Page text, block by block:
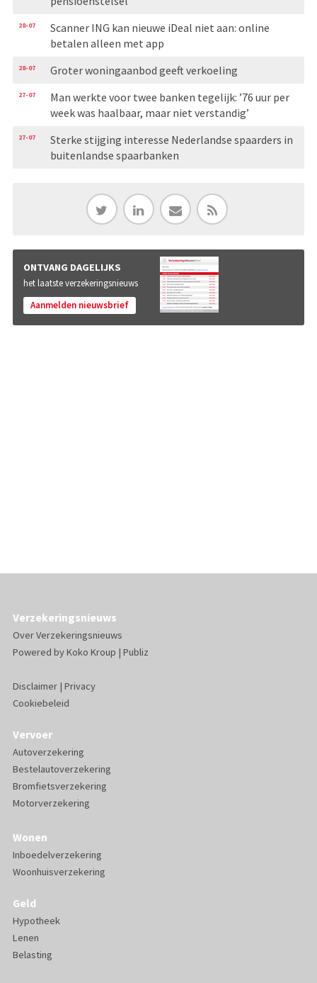
28-07
Scanner ING kan nieuwe iDeal niet aan: online
betalen alleen met app
28-07 Groter woningaanbod geeft verkoeling
27-07
Man werkte voor twee banken tegelijk: ’76 uur per
week was haalbaar, maar niet verstandig’
27-07
Sterke stijging interesse Nederlandse spaarders in
buitenlandse spaarbanken
ONTVANG DAGELIJKS
het laatste verzekeringsnieuws
Aanmelden nieuwsbrief
Verzekeringsnieuws
Over Verzekeringsnieuws
Powered byKoko Kroup | Publiz
Disclaimer| Privacy
Cookiebeleid
Vervoer
Autoverzekering
Bestelautoverzekering
Bromfietsverzekering
Motorverzekering
Wonen
Inboedelverzekering
Woonhuisverzekering
Geld
Hypotheek
Lenen
Belasting